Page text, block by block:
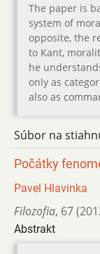
The paper is
system of
opposite, the
to Kant,
he
only as
also as
Súbor na
Počátky
Pavel Hlavinka
Filozofia, 67
Abstrakt